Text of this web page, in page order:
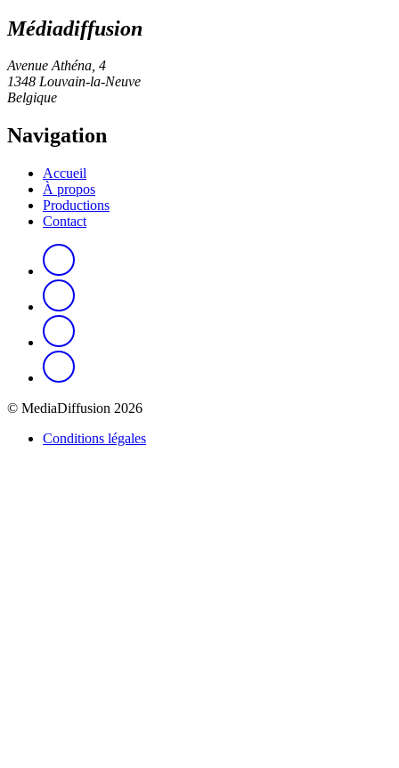
Médiadiffusion
Avenue Athéna, 4
1348 Louvain-la-Neuve
Belgique
Navigation
Accueil
À propos
Productions
Contact
© MediaDiffusion 2026
Conditions légales